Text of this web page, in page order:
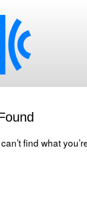
find what